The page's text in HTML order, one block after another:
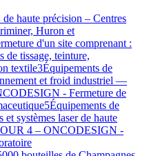
haute précision – Centres
Huron et
d'un site comprenant :
de tissage, teinture,
textile3Équipements de
et froid industriel —
- Fermeture de
5Équipements de
systèmes laser de haute
4 – ONCODESIGN -